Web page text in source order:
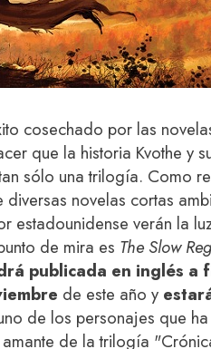
cosechado por las
que la historia Kvothe y
sólo una trilogía. Como
novelas cortas
estadounidense verán la
de mira es The Slow
publicada en inglés a
de este año y
de los personajes que
de la trilogía